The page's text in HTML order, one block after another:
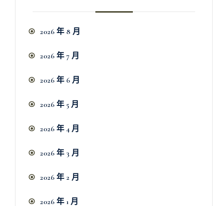
2026 年 8 月
2026 年 7 月
2026 年 6 月
2026 年 5 月
2026 年 4 月
2026 年 3 月
2026 年 2 月
2026 年 1 月